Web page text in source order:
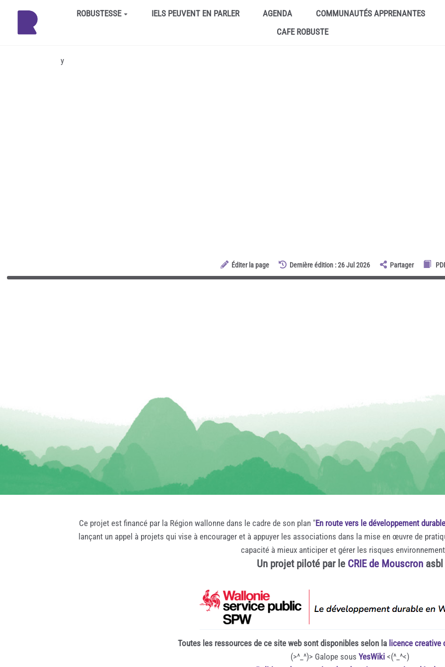
Aller au contenu principalROBUSTESSE IELS PEUVENT EN PARLER AGENDA
COMMUNAUTÉS APPRENANTES
CAFE ROBUSTE
y
Éditer la page Dernière édition : 26 Jul 2026 Partager
Ce projet est financé par la Région wallonne dans le cadre de son plan "En route vers le développement durable
lançant un appel à projets qui vise à encourager et à appuyer les associations dans la mise en œuvre de
capacité à mieux anticiper et gérer les risques
Un projet piloté par le CRIE de Mouscronasbl
Toutes les ressources de ce site web sont disponibles selon la licence creative
(>^_^)> Galope sous YesWiki<(^_^<)